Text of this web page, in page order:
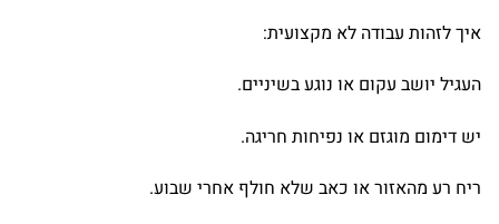
איך לזהות עבודה לא מקצועית:
העגיל יושב עקום או נוגע בשיניים.
יש דימום מוגזם או נפיחות חריגה.
ריח רע מהאזור או כאב שלא חולף אחרי שבוע.